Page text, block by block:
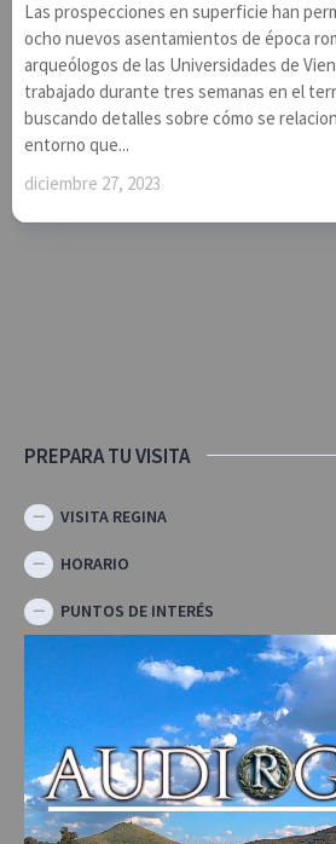
Las prospecciones en superficie han
ocho nuevos asentamientos de época
arqueólogos de las Universidades de
trabajado durante tres semanas en el
buscando detalles sobre cómo se
entorno que...
diciembre 27, 2023
PREPARA TU VISITA
VISITA REGINA
HORARIO
PUNTOS DE INTERÉS